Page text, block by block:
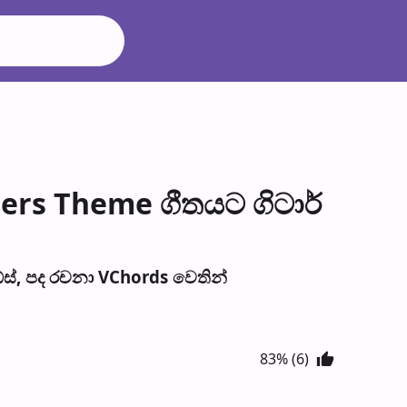
Theme ගීතයට ගිටාර්
පද රච​නා VChords වෙති​න්
83% (6)